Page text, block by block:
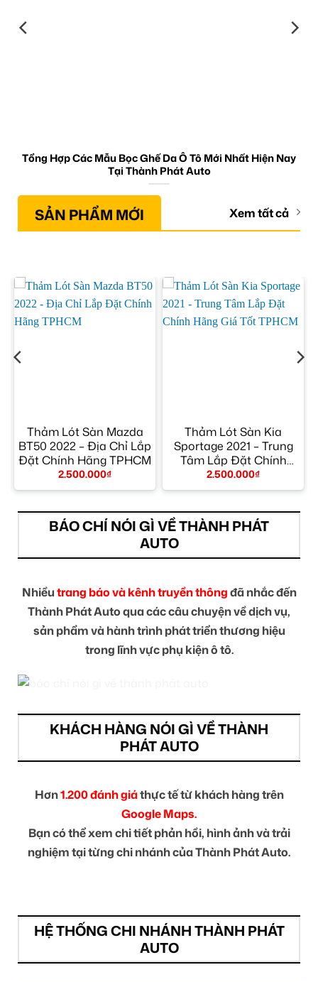
Tổng Hợp Các Mẫu Bọc Ghế Da Ô Tô Mới Nhất Hiện Nay
Tại Thành Phát Auto
SẢN PHẨM MỚI Xem tất cả
Thảm Lót Sàn Mazda
BT50 2022 – Địa Chỉ Lắp
Đặt Chính Hãng TPHCM
2.500.000₫
Thảm Lót Sàn Kia
Sportage 2021 – Trung
Tâm Lắp Đặt Chính
Hãng Giá Tốt TPHCM
2.500.000₫
BÁO CHÍ NÓI GÌ VỀ THÀNH PHÁT
AUTO
Nhiềutrang báo và kênh truyền thôngđã nhắc đến
Thành Phát Auto qua các câu chuyện về dịch vụ,
sản phẩm và hành trình phát triển thương hiệu
trong lĩnh vực phụ kiện ô tô.
KHÁCH HÀNG NÓI GÌ VỀ THÀNH
PHÁT AUTO
Hơn1.200 đánh giáthực tế từ khách hàng trên
Google Maps.
Bạn có thể xem chi tiết phản hồi, hình ảnh và trải
nghiệm tại từng chi nhánh của Thành Phát Auto.
HỆ THỐNG CHI NHÁNH THÀNH PHÁT
AUTO